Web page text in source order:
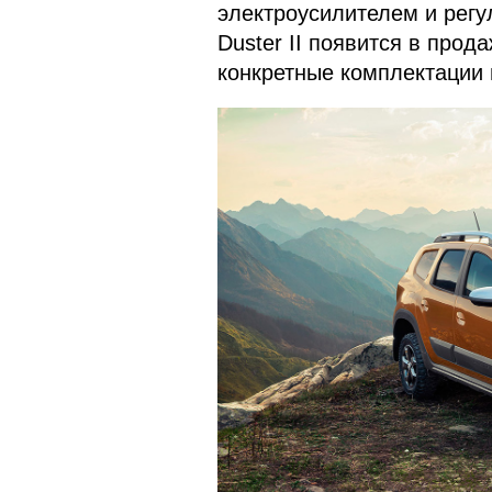
электроусилителем и
Duster II появится в
конкретные